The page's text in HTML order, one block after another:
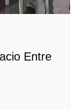
Entre